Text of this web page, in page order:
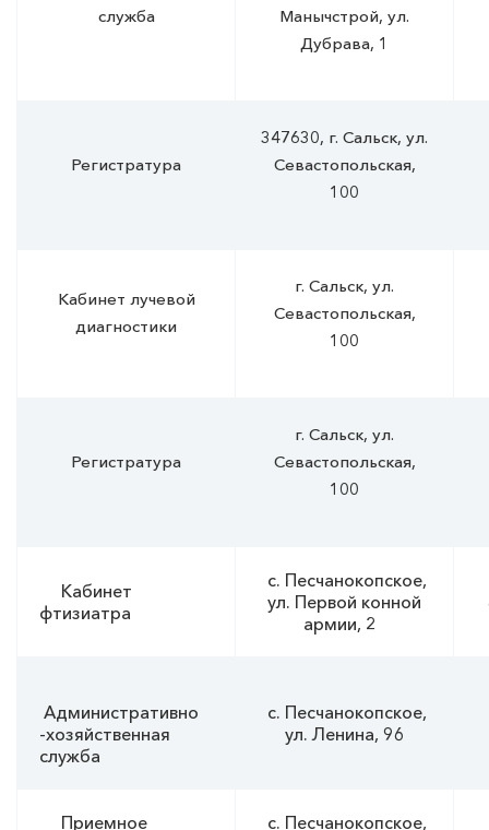
служба
Манычстрой, ул.
Дубрава, 1
Регистратура
347630, г. Сальск, ул.
Севастопольская,
100
Кабинет лучевой
диагностики
г. Сальск, ул.
Севастопольская,
100
Регистратура
г. Сальск, ул.
Севастопольская,
100
Кабинет
фтизиатра
c. Песчанокопское,
ул. Первой конной
армии, 2
Административно
-хозяйственная
служба
c. Песчанокопское,
ул. Ленина, 96
Приемное c. Песчанокопское,